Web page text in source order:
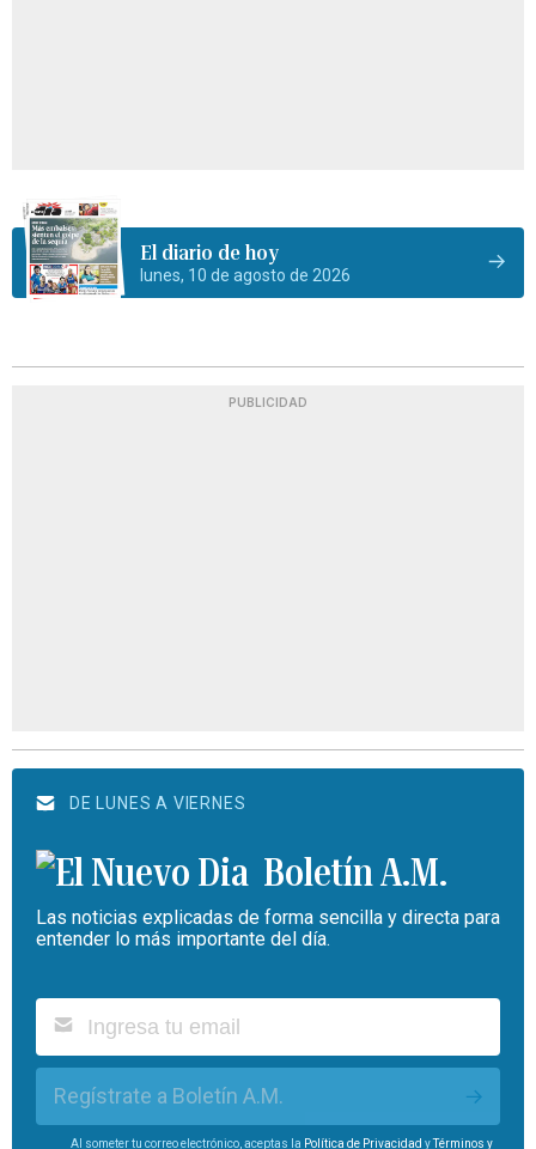
El diario de hoy
lunes, 10 de agosto de 2026
PUBLICIDAD
DE LUNES A VIERNES
Boletín A.M.
Las noticias explicadas de forma sencilla y directa para
entender lo más importante del día.
Regístrate a Boletín A.M.
Al someter tu correo electrónico, aceptas la Política de Privacidad yTérminos y